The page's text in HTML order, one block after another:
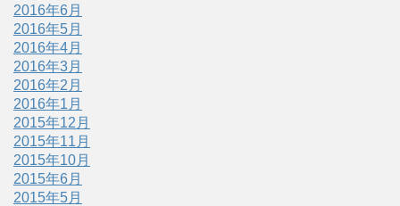
2016年6月
2016年5月
2016年4月
2016年3月
2016年2月
2016年1月
2015年12月
2015年11月
2015年10月
2015年6月
2015年5月